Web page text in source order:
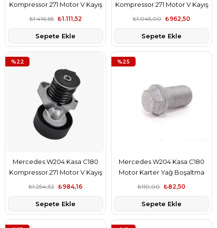
Kompressor 271 Motor V Kayış
Gergi Kütüğü Aba Marka
₺1.111,52
₺1.416,65
Sepete Ekle
Kompressor 271 Motor V Kayış
Gergi Kütüğü İthal Marka
₺962,50
₺1.045,00
Sepete Ekle
Mercedes W204 Kasa C180
Kompressor 271 Motor V Kayış
Gergi Kütüğü Gva Marka
₺984,16
₺1.254,32
Sepete Ekle
%22
Mercedes W204 Kasa C180
Motor Karter Yağ Boşaltma
Tapası Febi Marka
₺82,50
₺110,00
Sepete Ekle
%25